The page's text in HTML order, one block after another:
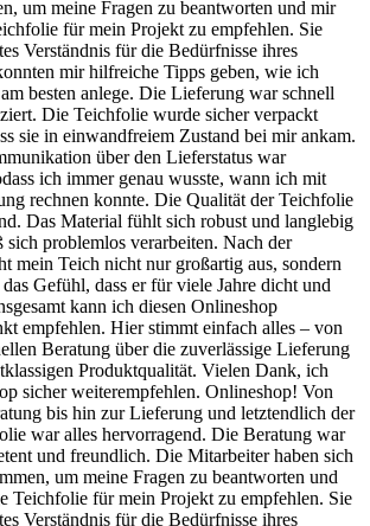
um meine Fragen zu beantworten und mir
für mein Projekt zu empfehlen. Sie
Verständnis für die Bedürfnisse ihres
mir hilfreiche Tipps geben, wie ich
besten anlege. Die Lieferung war schnell
Die Teichfolie wurde sicher verpackt
sie in einwandfreiem Zustand bei mir ankam.
über den Lieferstatus war
ich immer genau wusste, wann ich mit
rechnen konnte. Die Qualität der Teichfolie
Das Material fühlt sich robust und langlebig
sich problemlos verarbeiten. Nach der
mein Teich nicht nur großartig aus, sondern
Gefühl, dass er für viele Jahre dicht und
kann ich diesen Onlineshop
empfehlen. Hier stimmt einfach alles – von
Beratung über die zuverlässige Lieferung
Produktqualität. Vielen Dank, ich
sicher weiterempfehlen. Onlineshop! Von
bis hin zur Lieferung und letztendlich der
war alles hervorragend. Die Beratung war
und freundlich. Die Mitarbeiter haben sich
um meine Fragen zu beantworten und
Teichfolie für mein Projekt zu empfehlen. Sie
Verständnis für die Bedürfnisse ihres